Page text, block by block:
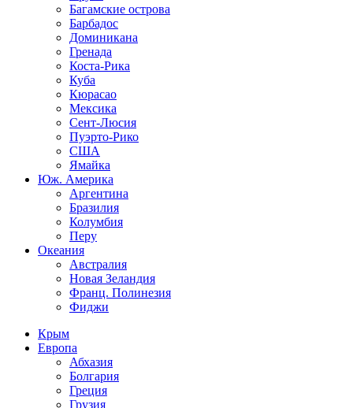
Багамские острова
Барбадос
Доминикана
Гренада
Коста-Рика
Куба
Кюрасао
Мексика
Сент-Люсия
Пуэрто-Рико
США
Ямайка
Юж. Америка
Аргентина
Бразилия
Колумбия
Перу
Океания
Австралия
Новая Зеландия
Франц. Полинезия
Фиджи
Крым
Европа
Абхазия
Болгария
Греция
Грузия